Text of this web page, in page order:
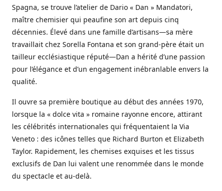
Spagna, se trouve l’atelier de Dario « Dan » Mandatori,
maître chemisier qui peaufine son art depuis cinq
décennies. Élevé dans une famille d’artisans—sa mère
travaillait chez Sorella Fontana et son grand-père était un
tailleur ecclésiastique réputé—Dan a hérité d’une passion
pour l’élégance et d’un engagement inébranlable envers la
qualité.
Il ouvre sa première boutique au début des années 1970,
lorsque la « dolce vita » romaine rayonne encore, attirant
les célébrités internationales qui fréquentaient la Via
Veneto : des icônes telles que Richard Burton et Elizabeth
Taylor. Rapidement, les chemises exquises et les tissus
exclusifs de Dan lui valent une renommée dans le monde
du spectacle et au-delà.